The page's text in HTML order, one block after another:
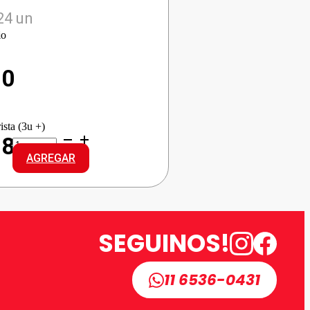
un
(3u +)
KRACHITOS
P/FRITAS
CHEDDAR
cantidad
AGREGAR
SEGUINOS!
11 6536-0431